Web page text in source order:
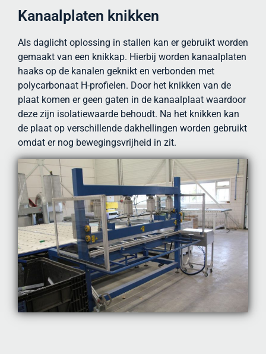
Kanaalplaten knikken
Als daglicht oplossing in stallen kan er gebruikt worden
gemaakt van een knikkap. Hierbij worden kanaalplaten
haaks op de kanalen geknikt en verbonden met
polycarbonaat H-profielen. Door het knikken van de
plaat komen er geen gaten in de kanaalplaat waardoor
deze zijn isolatiewaarde behoudt. Na het knikken kan
de plaat op verschillende dakhellingen worden gebruikt
omdat er nog bewegingsvrijheid in zit.